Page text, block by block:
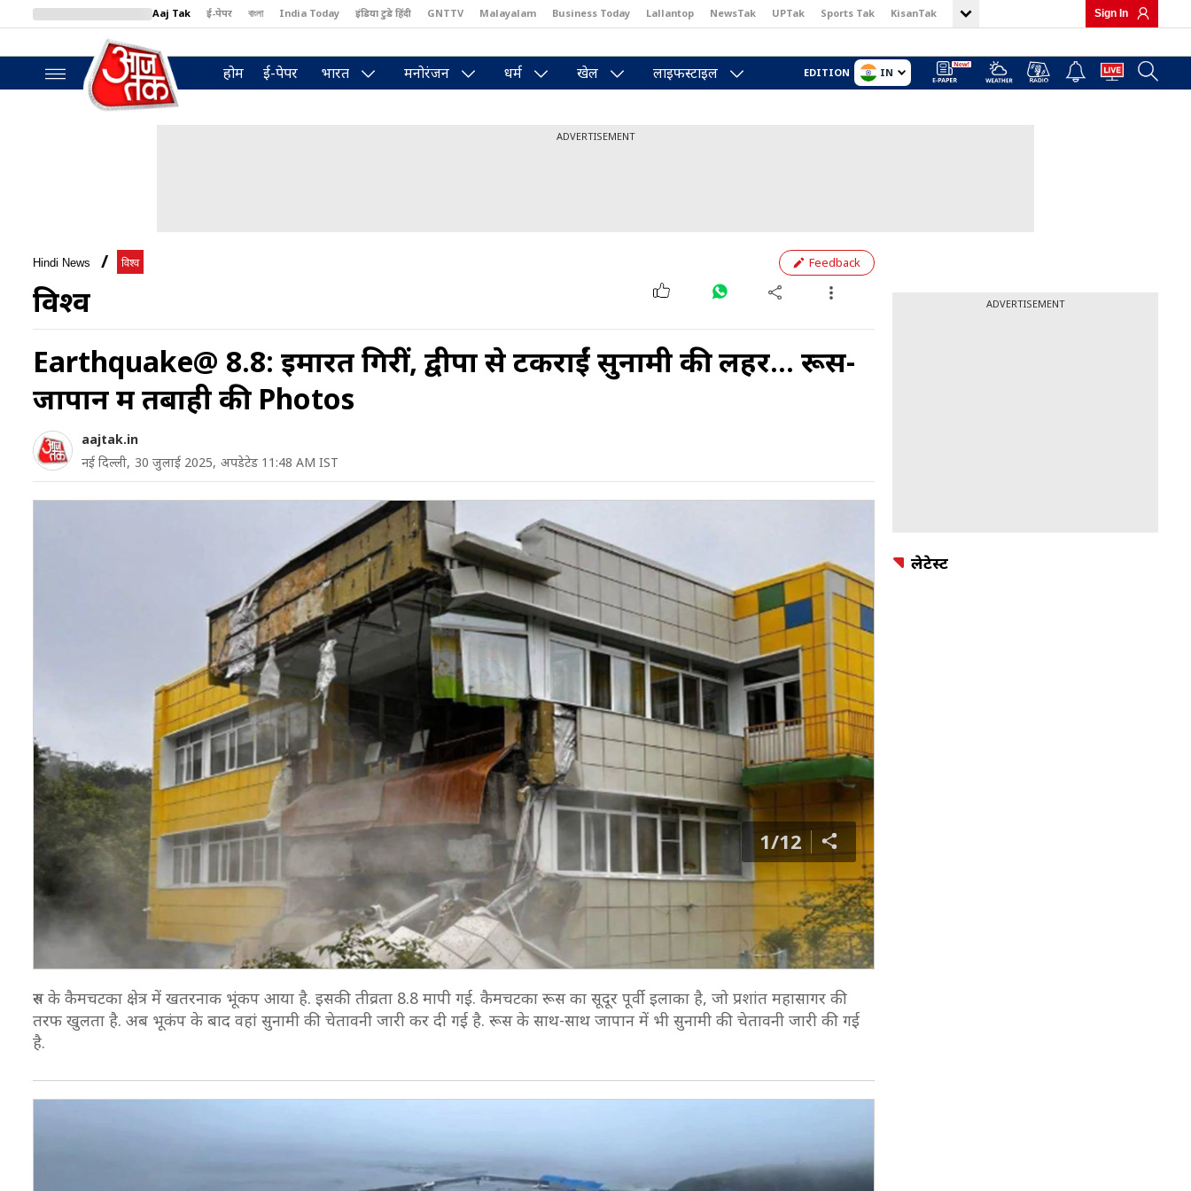
Aaj Tak ई-पेपर বাংলা India Today इंडिया टुडे हिंदी GNTTV Malayalam Business Today Lallantop NewsTak UPTak Sports Tak KisanTak
BT Bazaar
Sign In
होम ई-पेपर भारत मनोरंजन धर्म खेल लाइफस्टाइल EDITION IN
ADVERTISEMENT
Hindi News विश्व Feedback
विश्व
Earthquake@ 8.8: इमारतें गिरीं, द्वीपों से टकराईं सुनामी की लहरें... रूस-
जापान में तबाही की Photos
aajtak.in
नई दिल्ली, 30 जुलाई 2025, अपडेटेड 11:48 AM IST
1/12
रुस के कैमचटका क्षेत्र में खतरनाक भूंकप आया है. इसकी तीव्रता 8.8 मापी गई. कैमचटका रूस का सूदूर पूर्वी इलाका है, जो प्रशांत महासागर की
तरफ खुलता है. अब भूकंप के बाद वहां सुनामी की चेतावनी जारी कर दी गई है. रूस के साथ-साथ जापान में भी सुनामी की चेतावनी जारी की गई
है.
ADVERTISEMENT
लेटेस्ट